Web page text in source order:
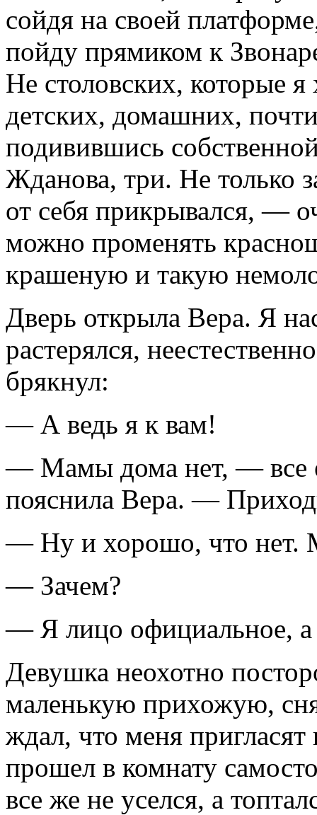
сойдя на своей
пойду прямиком к
Не столовских, которые я
детских, домашних,
подивившись
Жданова, три. Не только
от себя прикрывался, —
можно променять
крашеную и такую
Дверь открыла Вера. Я
растерялся,
брякнул:
— А ведь я к вам!
— Мамы дома нет, — все
пояснила Вера. —
— Ну и хорошо, что нет.
— Зачем?
— Я лицо официальное, а
Девушка неохотно
маленькую прихожую,
ждал, что меня
прошел в комнату
все же не уселся, а